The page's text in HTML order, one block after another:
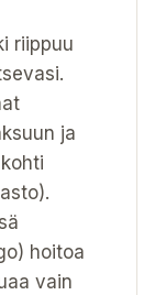
riippuu
ja
hoitoa
vain